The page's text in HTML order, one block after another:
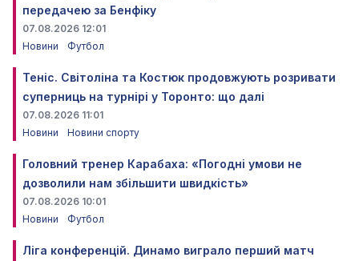
передачею за Бенфіку
07.08.2026 12:01
Новини
Футбол
Теніс. Світоліна та Костюк продовжують розривати
суперниць на турнірі у Торонто: що далі
07.08.2026 11:01
Новини
Новини спорту
Головний тренер Карабаха: «Погодні умови не
дозволили нам збільшити швидкість»
07.08.2026 10:01
Новини
Футбол
Ліга конференцій. Динамо виграло перший матч